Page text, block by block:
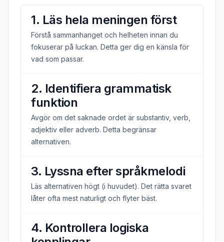
1. Läs hela meningen först
Förstå sammanhanget och helheten innan du
fokuserar på luckan. Detta ger dig en känsla för
vad som passar.
2. Identifiera grammatisk
funktion
Avgör om det saknade ordet är substantiv, verb,
adjektiv eller adverb. Detta begränsar
alternativen.
3. Lyssna efter språkmelodi
Läs alternativen högt (i huvudet). Det rätta svaret
låter ofta mest naturligt och flyter bäst.
4. Kontrollera logiska